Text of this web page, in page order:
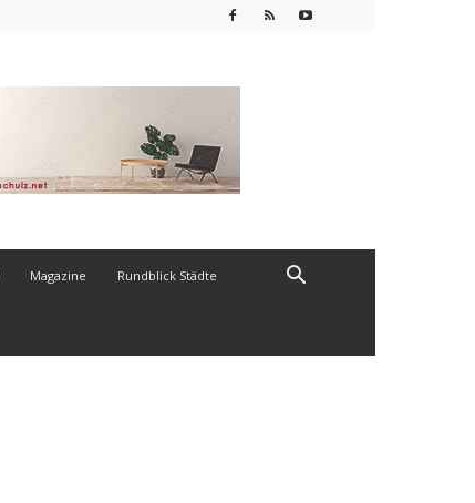
Magazine Rundblick Städte